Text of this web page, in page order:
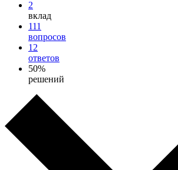
2
вклад
111
вопросов
12
ответов
50%
решений